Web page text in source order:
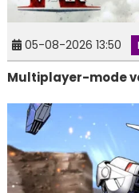
05-08-2026 13:50
Multiplayer-mode